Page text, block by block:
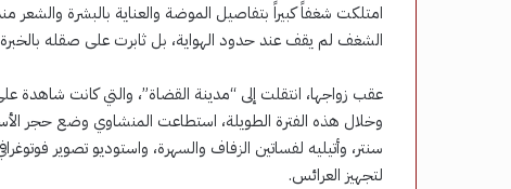
امتلكت شغفاً كبيراً بتفاصيل الموضة والعناية بالبشرة والشعر
الشغف لم يقف عند حدود الهواية، بل ثابرت على صقله
وخلال هذه الفترة الطويلة، استطاعت المنشاوي وضع حجر
سنتر، وأتيليه لفساتين الزفاف والسهرة، واستوديو تصوير
لتجهيز العرائس.